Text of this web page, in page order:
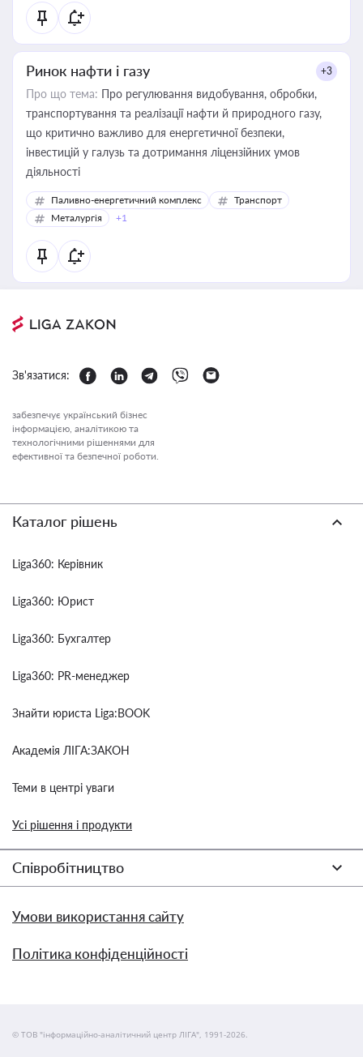
Ринок нафти і газу +3
Про що тема: Про регулювання видобування, обробки,
транспортування та реалізації нафти й природного газу,
що критично важливо для енергетичної безпеки,
інвестицій у галузь та дотримання ліцензійних умов
діяльності
Паливно-енергетичний комплекс
Транспорт
Металургія
+1
Зв'язатися:
забезпечує український бізнес
інформацією, аналітикою та
технологічними рішеннями для
ефективної та безпечної роботи.
Каталог рішень
Liga360: Керівник
Liga360: Юрист
Liga360: Бухгалтер
Liga360: PR-менеджер
Знайти юриста Liga:BOOK
Академія ЛІГА:ЗАКОН
Теми в центрі уваги
Усі рішення і продукти
Співробітництво
Умови використання сайту
Політика конфіденційності
© ТОВ "інформаційно-аналітичний центр ЛІГА", 1991-2026.